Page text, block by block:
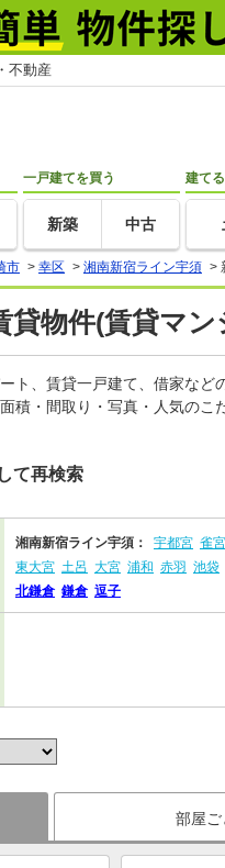
不動産
一戸建てを買う
新築 中古
建てる
市 > 幸区 > 湘南新宿ライン宇須 >
貸物件(賃貸マ
ト、賃貸一戸建て、借家な
積・間取り・写真・人気の
て再検索
湘南新宿ライン宇須： 宇都宮 雀宮
東大宮 土呂 大宮 浦和 赤羽 池袋
北鎌倉 鎌倉 逗子
部屋